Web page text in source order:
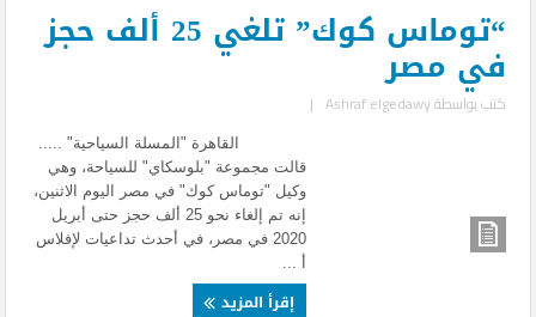
“توماس كوك” تلغي 25 ألف حجز
في مصر
كتب بواسطةAshraf elgedawy
|
القاهرة "المسلة السياحية" .....
قالت مجموعة "بلوسكاي" للسياحة، وهي
وكيل "توماس كوك" في مصر اليوم الاثنين،
إنه تم إلغاء نحو 25 ألف حجز حتى أبريل
2020 في مصر، في أحدث تداعيات لإفلاس
أ ...
إقرأ المزيد